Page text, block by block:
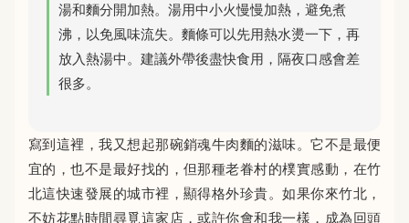
湯和麵分開加熱。湯用中小火慢慢加熱，避免煮
沸，以免風味流失。麵條可以先用熱水燙一下，再
放入熱湯中。建議外帶後盡快食用，隔夜口感會差
很多。
寫到這裡，我又想起那碗銷魂牛肉麵的滋味。它不是最便
宜的，也不是最好找的，但那種老眷村的樸實感動，在竹
北這快速發展的城市裡，顯得格外珍貴。如果你來竹北，
不妨花點時間尋覓這家店，或許你會和我一樣，成為回頭